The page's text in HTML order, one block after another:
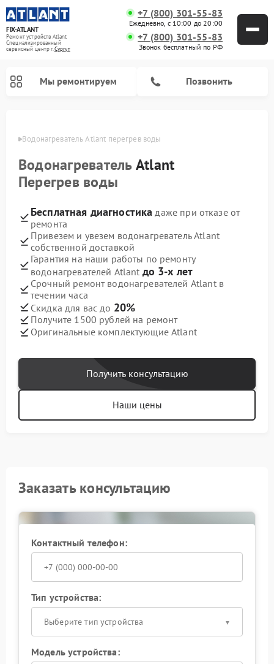
FIX-ATLANT
Ремонт устройств Atlant
Специализированный
cервисный центр г.Сургут
+7 (800) 301-55-83
Ежедневно, с 10:00 до 20:00
+7 (800) 301-55-83
Звонок бесплатный по РФ
Мы ремонтируем Позвонить
Водонагреватель Atlant перегрев воды
ВодонагревательAtlant
Перегрев воды
Бесплатная диагностика даже при отказе от
ремонта
Привезем и увезем водонагреватель Atlant
собственной доставкой
Гарантия на наши работы по ремонту
водонагревателей Atlant до 3-х лет
Срочный ремонт водонагревателей Atlant в
течении часа
Скидка для вас до 20%
Получите 1500 рублей на ремонт
Оригинальные комплектующие Atlant
Получить консультацию
Наши цены
Заказать консультацию
Контактный телефон:
Тип устройства:
Выберите тип устройства
Модель устройства: